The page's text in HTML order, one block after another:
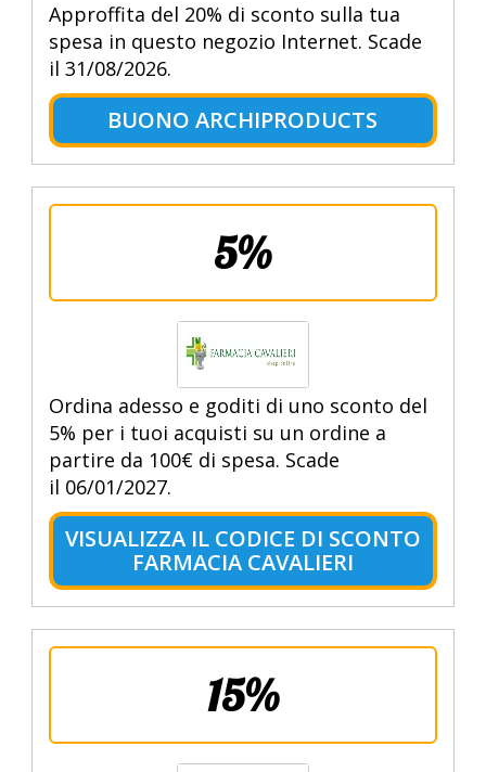
Approffita del 20% di sconto sulla tua
spesa in questo negozio Internet. Scade
il 31/08/2026.
BUONO ARCHIPRODUCTS
5%
Ordina adesso e goditi di uno sconto del
5% per i tuoi acquisti su un ordine a
partire da 100€ di spesa. Scade
il 06/01/2027.
VISUALIZZA IL CODICE DI SCONTO
FARMACIA CAVALIERI
15%